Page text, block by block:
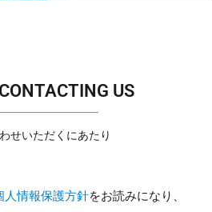
US
せいただくにあたり
人情報保護方針をお読みになり、